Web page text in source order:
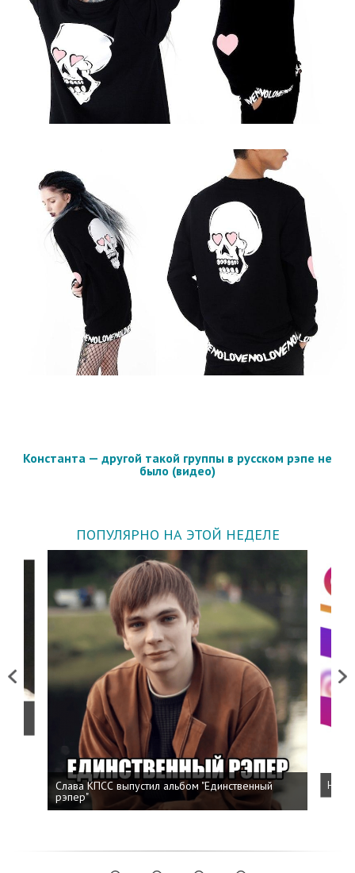
Константа — другой такой группы в русском рэпе не
было (видео)
ПОПУЛЯРНО НА ЭТОЙ НЕДЕЛЕ
Previous
Слава КПСС выпустил альбом "Единственный
рэпер"
Next